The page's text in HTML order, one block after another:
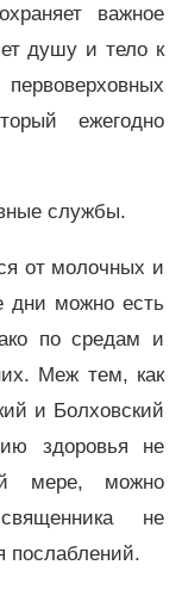
важное
душу и тело к
ежегодно
службы.
от молочных и
дни можно есть
по средам и
Меж тем, как
и Болховский
здоровья не
мере, можно
не
послаблений.